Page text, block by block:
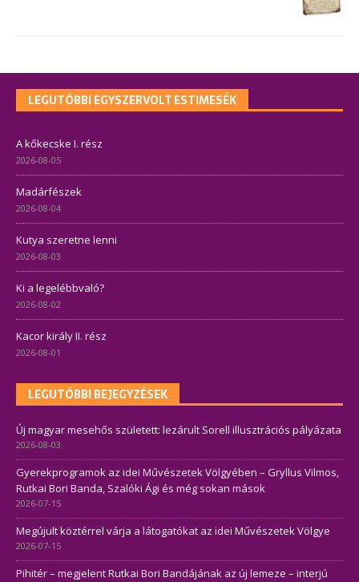
LEGUTÓBBI EGYSZERVOLT ESTIMESÉK
A kőkecske I. rész
2026-08-05
Madárfészek
2026-08-04
Kutya szeretne lenni
2026-08-03
Ki a legelébbvaló?
2026-08-02
Kacor király II. rész
2026-08-01
LEGUTÓBBI BEJEGYZÉSEK
Új magyar mesehős született: lezárult Sorell illusztrációs pályázata
2026-08-03
Gyerekprogramok az idei Művészetek Völgyében – Gryllus Vilmos,
Rutkai Bori Banda, Szalóki Ági és még sokan mások
2026-07-15
Megújult köztérrel várja a látogatókat az idei Művészetek Völgye
2026-07-15
Pihitér – megjelent Rutkai Bori Bandájának az új lemeze – interjú